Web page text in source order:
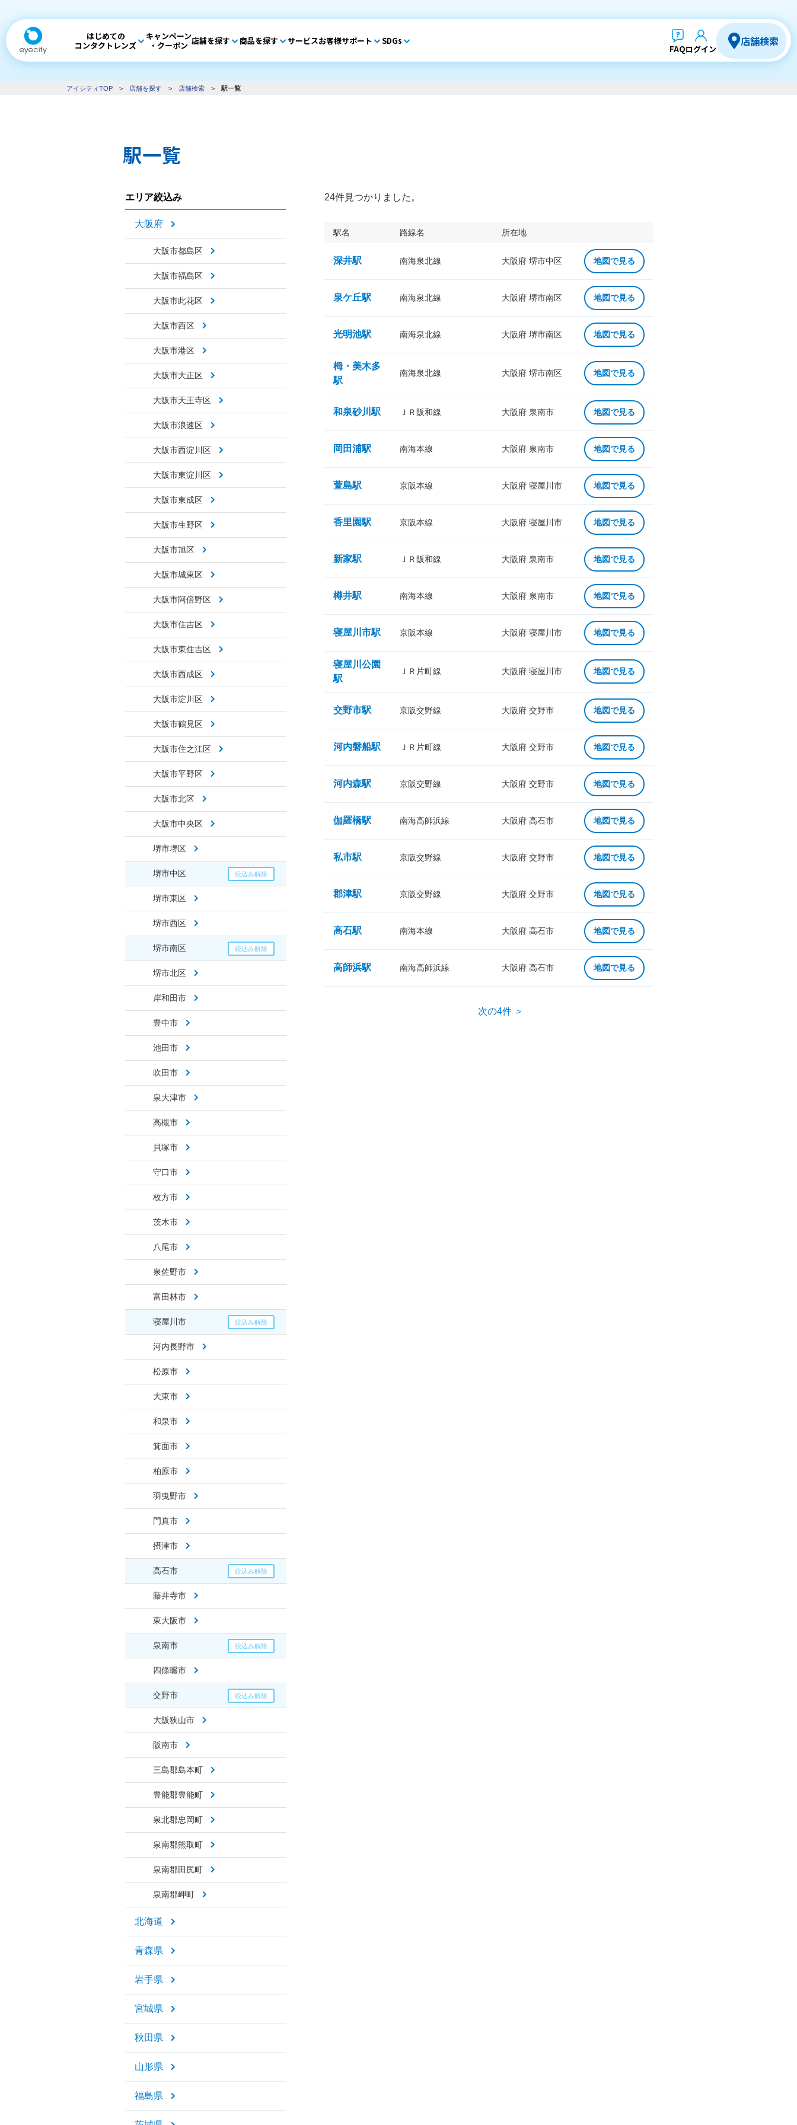
はじめての
コンタクトレンズ
キャンペーン
・クーポン 店舗を探す 商品を探す サービスお客様サポート SDGs
FAQログイン
店舗検索
アイシティTOP > 店舗を探す > 店舗検索 > 駅一覧
駅一覧
エリア絞込み
大阪府
大阪市都島区
大阪市福島区
大阪市此花区
大阪市西区
大阪市港区
大阪市大正区
大阪市天王寺区
大阪市浪速区
大阪市西淀川区
大阪市東淀川区
大阪市東成区
大阪市生野区
大阪市旭区
大阪市城東区
大阪市阿倍野区
大阪市住吉区
大阪市東住吉区
大阪市西成区
大阪市淀川区
大阪市鶴見区
大阪市住之江区
大阪市平野区
大阪市北区
大阪市中央区
堺市堺区
堺市中区
堺市東区
堺市西区
堺市南区
堺市北区
岸和田市
豊中市
池田市
吹田市
泉大津市
高槻市
貝塚市
守口市
枚方市
茨木市
八尾市
泉佐野市
富田林市
寝屋川市
河内長野市
松原市
大東市
和泉市
箕面市
柏原市
羽曳野市
門真市
摂津市
高石市
藤井寺市
東大阪市
泉南市
四條畷市
交野市
大阪狭山市
阪南市
三島郡島本町
豊能郡豊能町
泉北郡忠岡町
泉南郡熊取町
泉南郡田尻町
泉南郡岬町
北海道
青森県
岩手県
宮城県
秋田県
山形県
福島県
24件見つかりました。
駅名 路線名 所在地
深井駅 南海泉北線 大阪府 堺市中区 地図で見る
泉ケ丘駅 南海泉北線 大阪府 堺市南区 地図で見る
光明池駅 南海泉北線 大阪府 堺市南区 地図で見る
栂・美木多
駅
南海泉北線 大阪府 堺市南区 地図で見る
和泉砂川駅 ＪＲ阪和線 大阪府 泉南市 地図で見る
岡田浦駅 南海本線 大阪府 泉南市 地図で見る
萱島駅 京阪本線 大阪府 寝屋川市 地図で見る
香里園駅 京阪本線 大阪府 寝屋川市 地図で見る
新家駅 ＪＲ阪和線 大阪府 泉南市 地図で見る
樽井駅 南海本線 大阪府 泉南市 地図で見る
寝屋川市駅 京阪本線 大阪府 寝屋川市 地図で見る
寝屋川公園
駅
ＪＲ片町線 大阪府 寝屋川市 地図で見る
交野市駅 京阪交野線 大阪府 交野市 地図で見る
河内磐船駅 ＪＲ片町線 大阪府 交野市 地図で見る
河内森駅 京阪交野線 大阪府 交野市 地図で見る
伽羅橋駅 南海高師浜線 大阪府 高石市 地図で見る
私市駅 京阪交野線 大阪府 交野市 地図で見る
郡津駅 京阪交野線 大阪府 交野市 地図で見る
高石駅 南海本線 大阪府 高石市 地図で見る
高師浜駅 南海高師浜線 大阪府 高石市 地図で見る
次の4件 ＞